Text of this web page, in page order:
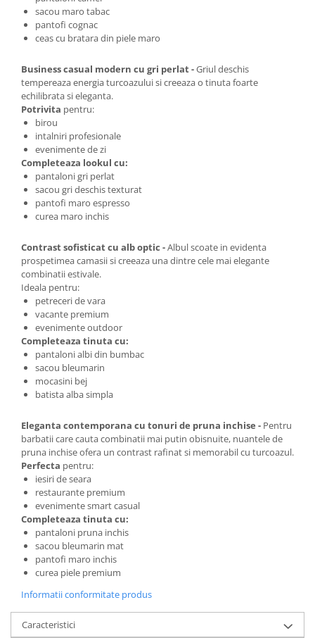
sacou maro tabac
pantofi cognac
ceas cu bratara din piele maro
Business casual modern cu gri perlat -Griul deschis
tempereaza energia turcoazului si creeaza o tinuta foarte
echilibrata si eleganta.
Potrivita pentru:
birou
intalniri profesionale
evenimente de zi
Completeaza lookul cu:
pantaloni gri perlat
sacou gri deschis texturat
pantofi maro espresso
curea maro inchis
Contrast sofisticat cu alb optic -Albul scoate in evidenta
prospetimea camasii si creeaza una dintre cele mai elegante
combinatii estivale.
Ideala pentru:
petreceri de vara
vacante premium
evenimente outdoor
Completeaza tinuta cu:
pantaloni albi din bumbac
sacou bleumarin
mocasini bej
batista alba simpla
Eleganta contemporana cu tonuri de pruna inchise - Pentru
barbatii care cauta combinatii mai putin obisnuite, nuantele de
pruna inchise ofera un contrast rafinat si memorabil cu turcoazul.
Perfecta pentru:
iesiri de seara
restaurante premium
evenimente smart casual
Completeaza tinuta cu:
pantaloni pruna inchis
sacou bleumarin mat
pantofi maro inchis
curea piele premium
Informatii conformitate produs
Caracteristici